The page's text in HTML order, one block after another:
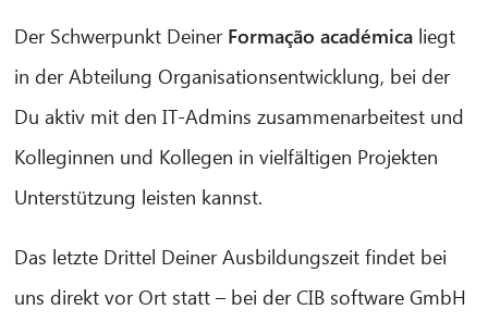
Der Schwerpunkt Deiner Formação académica liegt
in der Abteilung Organisationsentwicklung, bei der
Du aktiv mit den IT-Admins zusammenarbeitest und
Kolleginnen und Kollegen in vielfältigen Projekten
Unterstützung leisten kannst.
Das letzte Drittel Deiner Ausbildungszeit findet bei
uns direkt vor Ort statt – bei der CIB software GmbH